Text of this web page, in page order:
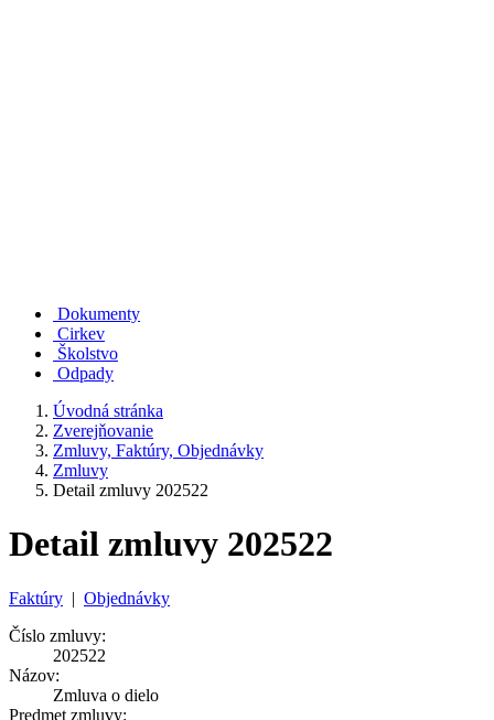
Dokumenty
Cirkev
Školstvo
Odpady
Úvodná stránka
Zverejňovanie
Zmluvy, Faktúry, Objednávky
Zmluvy
Detail zmluvy 202522
Detail zmluvy 202522
Faktúry | Objednávky
Číslo zmluvy:
202522
Názov:
Zmluva o dielo
Predmet zmluvy: